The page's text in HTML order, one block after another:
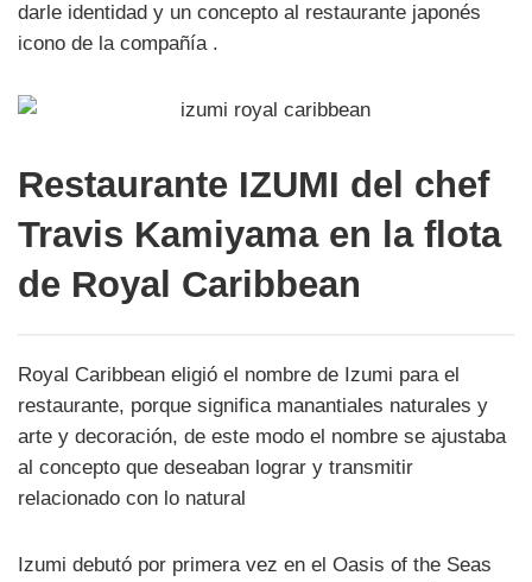
darle identidad y un concepto al restaurante japonés
icono de la compañía .
Restaurante IZUMI del chef
Travis Kamiyama en la flota
de Royal Caribbean
Royal Caribbean eligió el nombre de Izumi para el
restaurante, porque significa manantiales naturales y
arte y decoración, de este modo el nombre se ajustaba
al concepto que deseaban lograr y transmitir
relacionado con lo natural
Izumi debutó por primera vez en el Oasis of the Seas